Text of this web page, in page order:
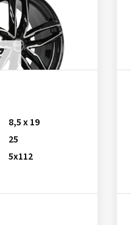
8,5 x 19
25
5x112